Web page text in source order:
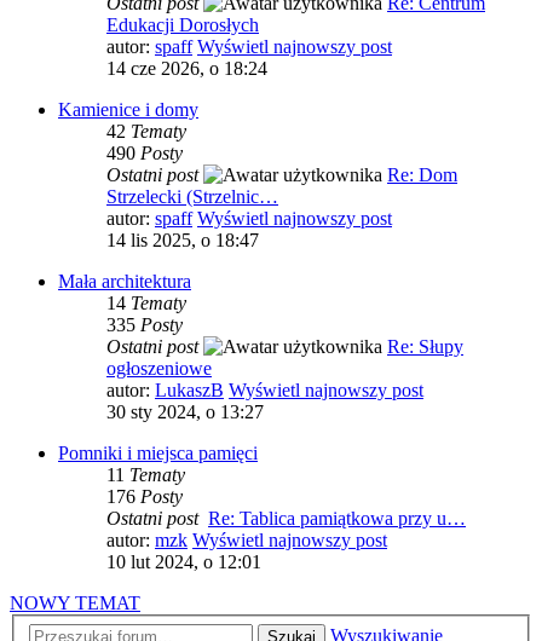
Edukacji Dorosłych
autor: spaff Wyświetl najnowszy post
14 cze 2026, o 18:24
Kamienice i domy
42 Tematy
490 Posty
Ostatni post
Re: Dom
Strzelecki (Strzelnic…
autor: spaff Wyświetl najnowszy post
14 lis 2025, o 18:47
Mała architektura
14 Tematy
335 Posty
Ostatni post
Re: Słupy
ogłoszeniowe
autor: LukaszB Wyświetl najnowszy post
30 sty 2024, o 13:27
Pomniki i miejsca pamięci
11 Tematy
176 Posty
Ostatni post Re: Tablica pamiątkowa przy u…
autor: mzk Wyświetl najnowszy post
10 lut 2024, o 12:01
NOWY TEMAT
Szukaj
Wyszukiwanie